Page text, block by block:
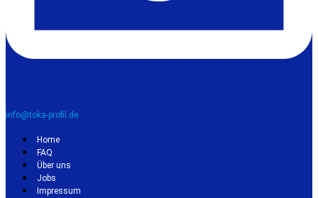
info@toka-profil.de
Home
FAQ
Über uns
Jobs
Impressum